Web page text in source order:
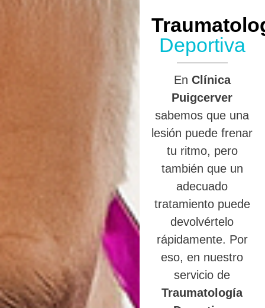
Deportiva
En Clínica
Puigcerver
sabemos que una
lesión puede frenar
tu ritmo, pero
también que un
adecuado
tratamiento puede
devolvértelo
rápidamente. Por
eso, en nuestro
servicio de
Traumatología